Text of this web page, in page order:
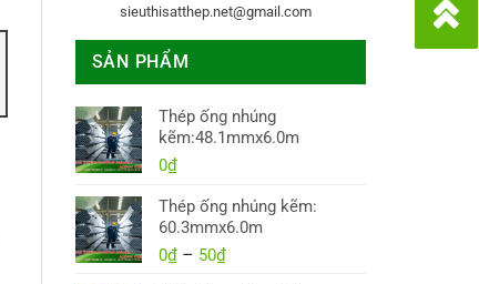
sieuthisatthep.net@gmail.com
SẢN PHẨM
Thép ống nhúng
kẽm:48.1mmx6.0m
0₫
Thép ống nhúng kẽm:
60.3mmx6.0m
0₫ – 50₫Khoảng